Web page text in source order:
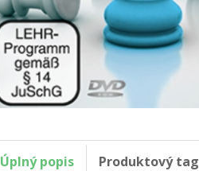
Úplný popis Produktový tag